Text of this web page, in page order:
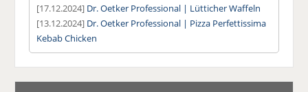
[17.12.2024] Dr. Oetker Professional | Lütticher Waffeln
[13.12.2024] Dr. Oetker Professional | Pizza Perfettissima
Kebab Chicken